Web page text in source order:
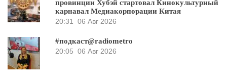
провинции Хубэй стартовал Кинокультурный
карнавал Медиакорпорации Китая
20:31 06 Авг 2026
#подкаст@radiometro
20:05 06 Авг 2026